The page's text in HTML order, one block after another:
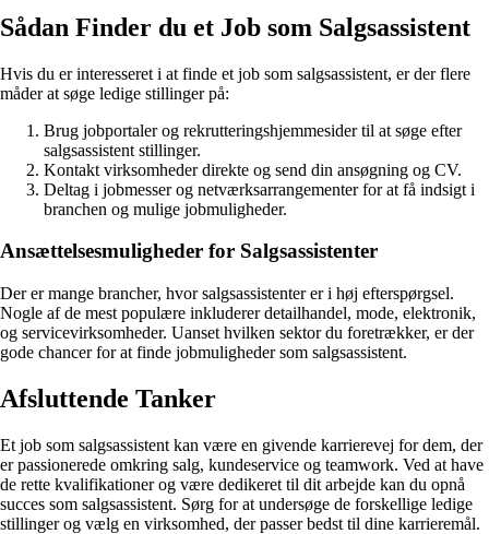
Sådan Finder du et Job som Salgsassistent
Hvis du er interesseret i at finde et job som salgsassistent, er der flere
måder at søge ledige stillinger på:
Brug jobportaler og rekrutteringshjemmesider til at søge efter
salgsassistent stillinger.
Kontakt virksomheder direkte og send din ansøgning og CV.
Deltag i jobmesser og netværksarrangementer for at få indsigt i
branchen og mulige jobmuligheder.
Ansættelsesmuligheder for Salgsassistenter
Der er mange brancher, hvor salgsassistenter er i høj efterspørgsel.
Nogle af de mest populære inkluderer detailhandel, mode, elektronik,
og servicevirksomheder. Uanset hvilken sektor du foretrækker, er der
gode chancer for at finde jobmuligheder som salgsassistent.
Afsluttende Tanker
Et job som salgsassistent kan være en givende karrierevej for dem, der
er passionerede omkring salg, kundeservice og teamwork. Ved at have
de rette kvalifikationer og være dedikeret til dit arbejde kan du opnå
succes som salgsassistent. Sørg for at undersøge de forskellige ledige
stillinger og vælg en virksomhed, der passer bedst til dine karrieremål.